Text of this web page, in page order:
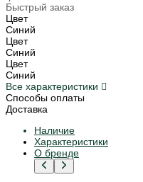
Быстрый заказ
Цвет
Синий
Цвет
Синий
Цвет
Синий
Все характеристики
Способы оплаты
Доставка
Наличие
Характеристики
О бренде